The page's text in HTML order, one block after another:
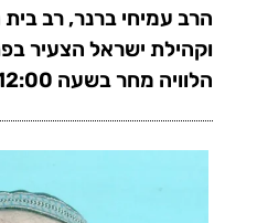
הרב עמיחי ברנר, רב בית
וקהילת ישראל הצעיר
הלוויה מחר בשעה 12:00 בבית הכנסת.